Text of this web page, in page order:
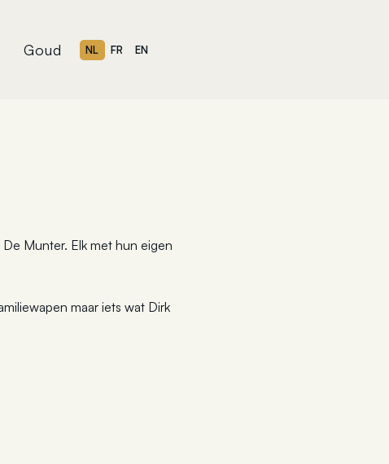
Goud NL FR EN
Munter. Elk met hun eigen
maar iets wat Dirk